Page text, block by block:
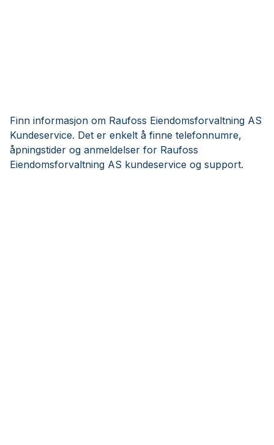
Finn informasjon om Raufoss Eiendomsforvaltning AS
Kundeservice. Det er enkelt å finne telefonnumre,
åpningstider og anmeldelser for Raufoss
Eiendomsforvaltning AS kundeservice og support.